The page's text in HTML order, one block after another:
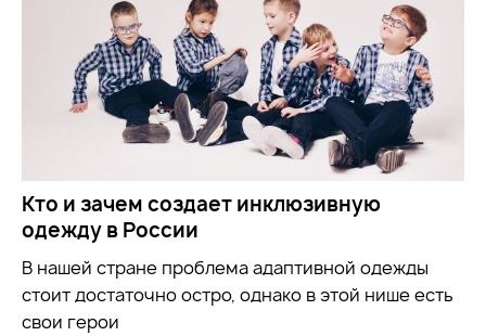
Кто и зачем создает инклюзивную
одежду в России
В нашей стране проблема адаптивной одежды
стоит достаточно остро, однако в этой нише есть
свои герои